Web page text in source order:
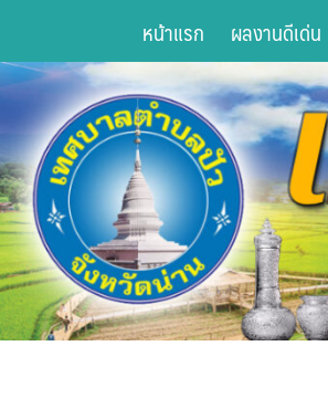
content
หน้าแรก ผลงานดีเด่น